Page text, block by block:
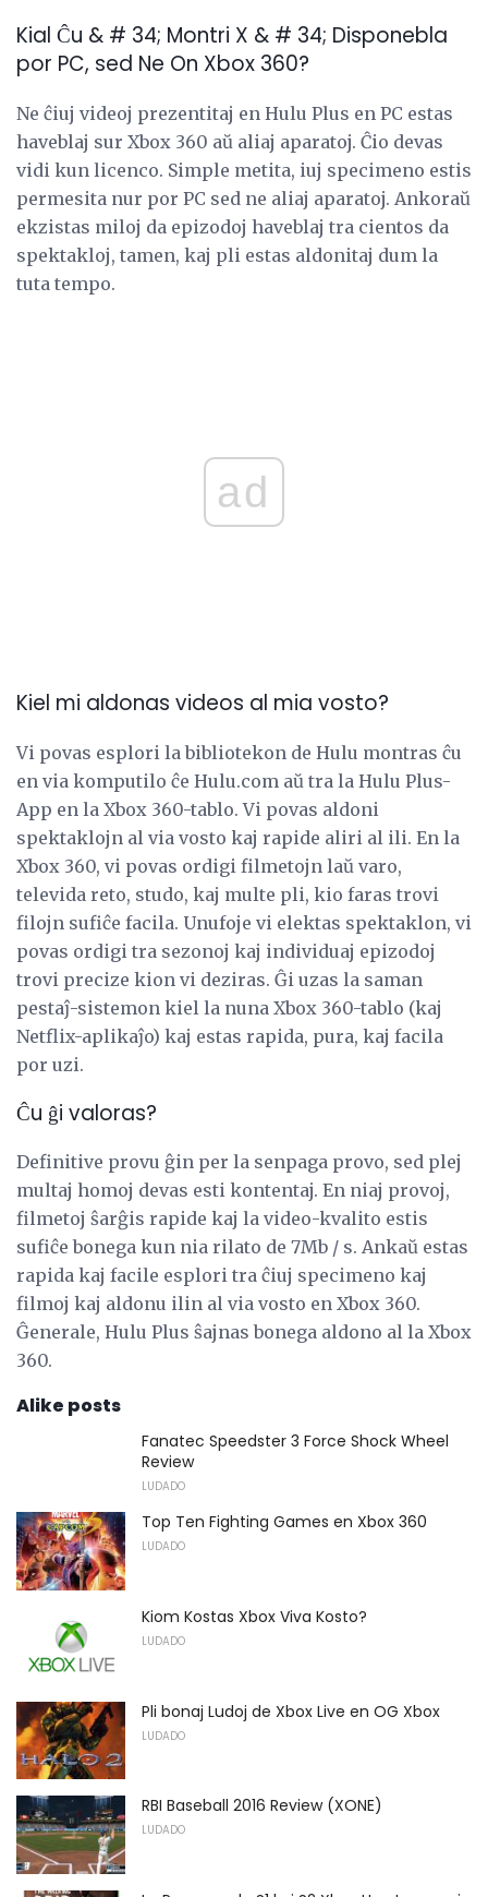
Kial Ĉu & # 34; Montri X & # 34; Disponebla
por PC, sed Ne On Xbox 360?
Ne ĉiuj videoj prezentitaj en Hulu Plus en PC estas
haveblaj sur Xbox 360 aŭ aliaj aparatoj. Ĉio devas
vidi kun licenco. Simple metita, iuj specimeno estis
permesita nur por PC sed ne aliaj aparatoj. Ankoraŭ
ekzistas miloj da epizodoj haveblaj tra cientos da
spektakloj, tamen, kaj pli estas aldonitaj dum la
tuta tempo.
ad
Kiel mi aldonas videos al mia vosto?
Vi povas esplori la bibliotekon de Hulu montras ĉu
en via komputilo ĉe Hulu.com aŭ tra la Hulu Plus-
App en la Xbox 360-tablo. Vi povas aldoni
spektaklojn al via vosto kaj rapide aliri al ili. En la
Xbox 360, vi povas ordigi filmetojn laŭ varo,
televida reto, studo, kaj multe pli, kio faras trovi
filojn sufiĉe facila. Unufoje vi elektas spektaklon, vi
povas ordigi tra sezonoj kaj individuaj epizodoj
trovi precize kion vi deziras. Ĝi uzas la saman
pestaĵ-sistemon kiel la nuna Xbox 360-tablo (kaj
Netflix-aplikaĵo) kaj estas rapida, pura, kaj facila
por uzi.
Ĉu ĝi valoras?
Definitive provu ĝin per la senpaga provo, sed plej
multaj homoj devas esti kontentaj. En niaj provoj,
filmetoj ŝarĝis rapide kaj la video-kvalito estis
sufiĉe bonega kun nia rilato de 7Mb / s. Ankaŭ estas
rapida kaj facile esplori tra ĉiuj specimeno kaj
filmoj kaj aldonu ilin al via vosto en Xbox 360.
Ĝenerale, Hulu Plus ŝajnas bonega aldono al la Xbox
360.
Alike posts
Fanatec Speedster 3 Force Shock Wheel
Review
LUDADO
Top Ten Fighting Games en Xbox 360
LUDADO
Kiom Kostas Xbox Viva Kosto?
LUDADO
Pli bonaj Ludoj de Xbox Live en OG Xbox
LUDADO
RBI Baseball 2016 Review (XONE)
LUDADO